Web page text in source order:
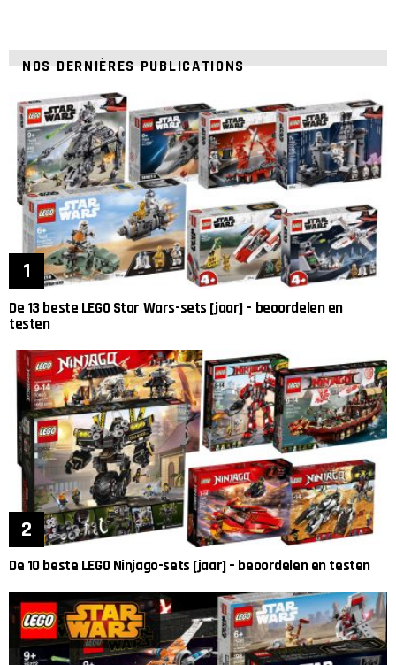
NOS DERNIÈRES PUBLICATIONS
De 13 beste LEGO Star Wars-sets [jaar] – beoordelen en
testen
De 10 beste LEGO Ninjago-sets [jaar] – beoordelen en testen